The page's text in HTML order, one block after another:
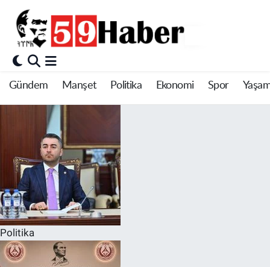
Gündem Manşet Politika Ekonomi Spor
Politika